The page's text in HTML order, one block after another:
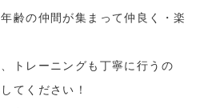
齢の仲間が集まって仲良く・楽
トレーニングも丁寧に行うの
てください！